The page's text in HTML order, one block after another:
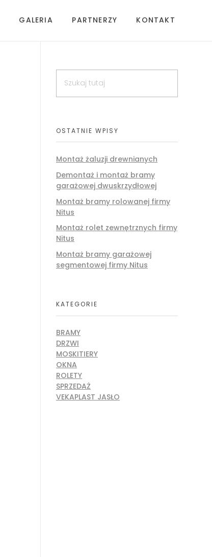
GALERIA PARTNERZY KONTAKT
OSTATNIE WPISY
Montaż żaluzji drewnianych
Demontaż i montaż bramy
garażowej dwuskrzydłowej
Montaż bramy rolowanej firmy
Nitus
Montaż rolet zewnętrznych firmy
Nitus
Montaż bramy garażowej
segmentowej firmy Nitus
KATEGORIE
BRAMY
DRZWI
MOSKITIERY
OKNA
ROLETY
SPRZEDAŻ
VEKAPLAST JASŁO